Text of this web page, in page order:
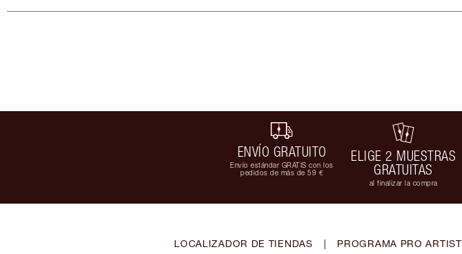
ENVÍO GRATUITO
Envío estándar GRATIS con los
pedidos de más de 59 €
ELIGE 2 MUESTRAS
GRATUITAS
al finalizar la compra
LOCALIZADOR DE TIENDAS | PROGRAMA PRO ARTIST